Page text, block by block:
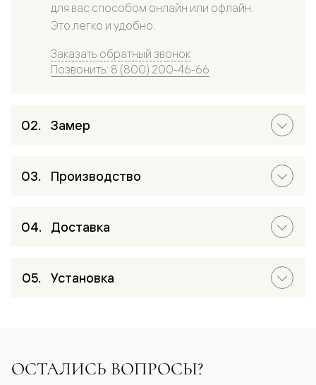
для вас способом онлайн или офлайн.
Это легко и удобно.
Заказать обратный звонок
Позвонить: 8 (800) 200-46-66
Замер
Производство
Доставка
Установка
ОСТАЛИСЬ ВОПРОСЫ?